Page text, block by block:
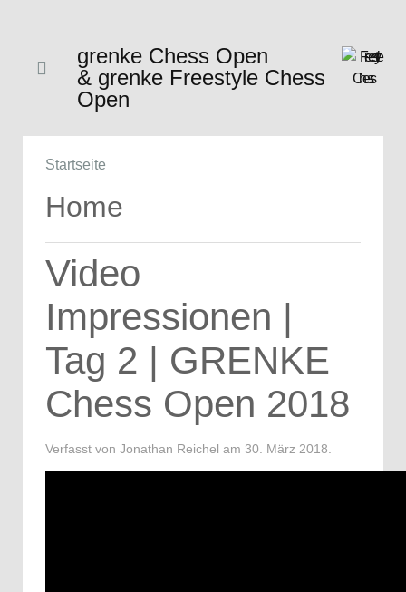
grenke Chess Open
& grenke Freestyle Chess
Open
Startseite
Home
Video
Impressionen |
Tag 2 | GRENKE
Chess Open 2018
Verfasst von Jonathan Reichel am 30. März 2018